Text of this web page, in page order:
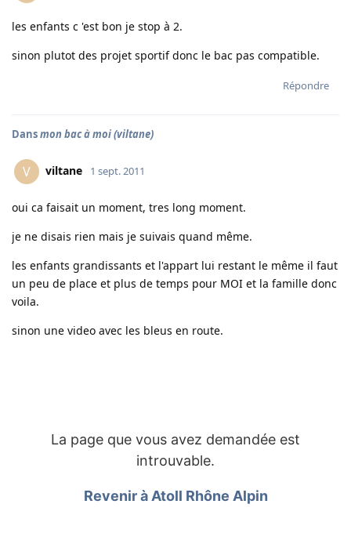
les enfants c 'est bon je stop à 2.
sinon plutot des projet sportif donc le bac pas compatible.
Répondre
Dansmon bac à moi (viltane)
V viltane 1 sept. 2011
oui ca faisait un moment, tres long moment.
je ne disais rien mais je suivais quand même.
les enfants grandissants et l'appart lui restant le même il faut
un peu de place et plus de temps pour MOI et la famille donc
voila.
sinon une video avec les bleus en route.